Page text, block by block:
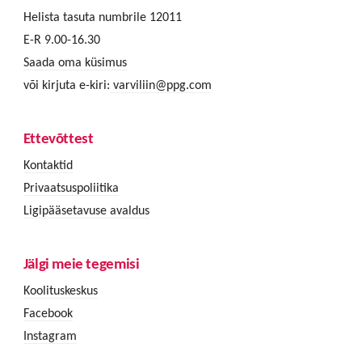
Helista tasuta numbrile 12011
E-R 9.00-16.30
Saada oma küsimus
või kirjuta e-kiri: varviliin@ppg.com
Ettevõttest
Kontaktid
Privaatsuspoliitika
Ligipääsetavuse avaldus
Jälgi meie tegemisi
Koolituskeskus
Facebook
Instagram